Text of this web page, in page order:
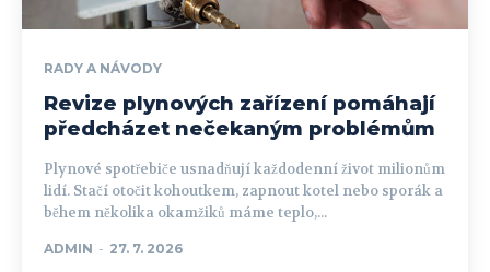
RADY A NÁVODY
Revize plynových zařízení pomáhají
předcházet nečekaným problémům
Plynové spotřebiče usnadňují každodenní život milionům
lidí. Stačí otočit kohoutkem, zapnout kotel nebo sporák a
během několika okamžiků máme teplo,...
ADMIN - 27. 7. 2026